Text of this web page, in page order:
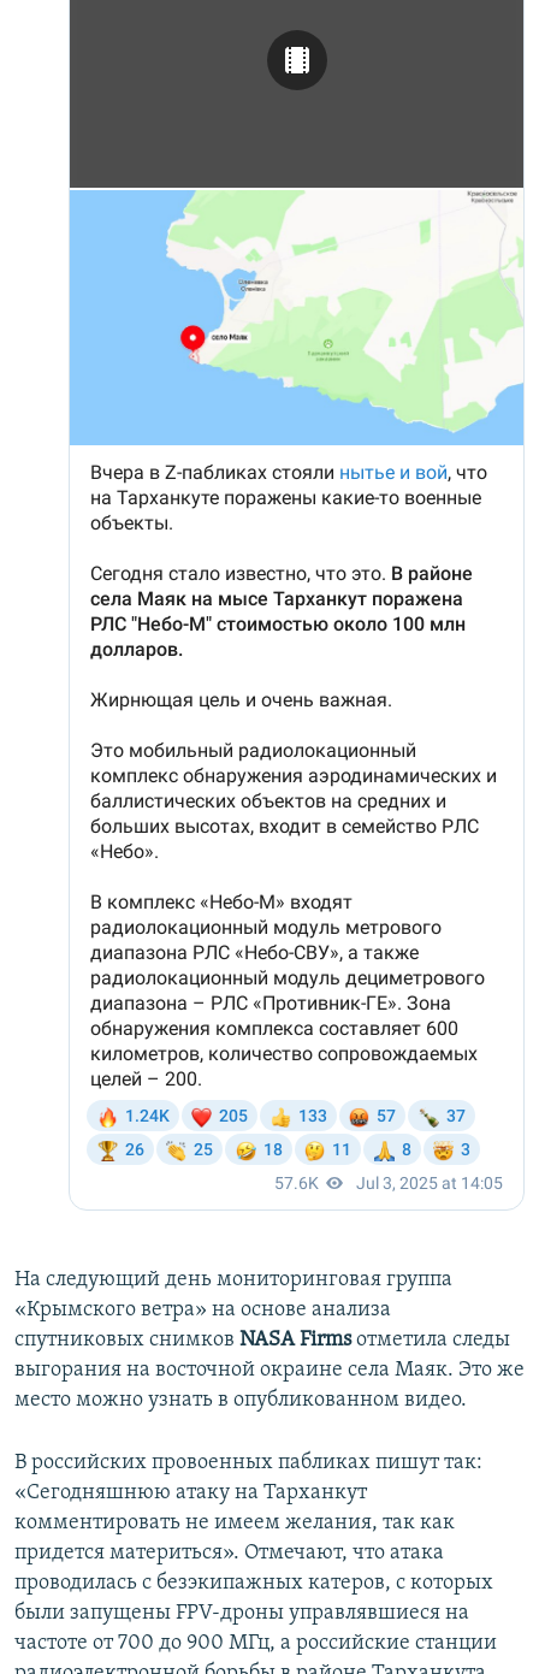
На следующий день мониторинговая группа
«Крымского ветра» на основе анализа
спутниковых снимков NASA Firmsотметила следы
выгорания на восточной окраине села Маяк. Это же
место можно узнать в опубликованном видео.
В российских провоенных пабликах пишут так:
«Сегодняшнюю атаку на Тарханкут
комментировать не имеем желания, так как
придется материться». Отмечают, что атака
проводилась с безэкипажных катеров, с которых
были запущены FPV-дроны управлявшиеся на
частоте от 700 до 900 МГц, а российские станции